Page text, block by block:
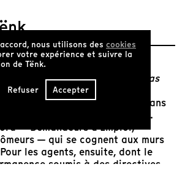
le 39 49, et pour les
Pôle Emploi, ne quittez pas
y suit celles et ceux dont le
à nous accompagner dans
travail. Et tout y est humiliant.
— Demandeurs d'Emploi,
— qui se cognent aux murs
les agents, ensuite, dont le
soumis à des directives
nous utilisons des cookies
votre expérience et suivre la
de Tënk.
Refuser Accepter